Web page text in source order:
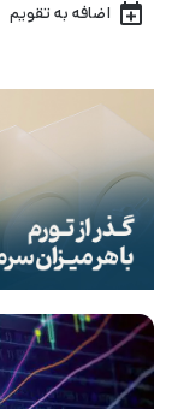
اضافه به تقویم